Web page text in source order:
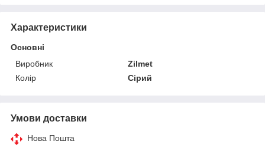
Характеристики
Основні
Виробник
Zilmet
Колір
Сірий
Умови доставки
Нова Пошта